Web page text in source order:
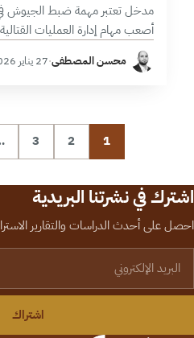
مدخل تعتبر مهمة ضبط الجيوش
أصعب مهام إدارة العمليات
الكبرى، ومنها الجيش الأمريكي في
الانضباط لا يتولد تلقائياً…
محسن المصطفى·27 يناير 2026
1
2
3
اشترك في نشرتنا البريدية
احصل على أحدث الدراسات والتقارير
اشتراك